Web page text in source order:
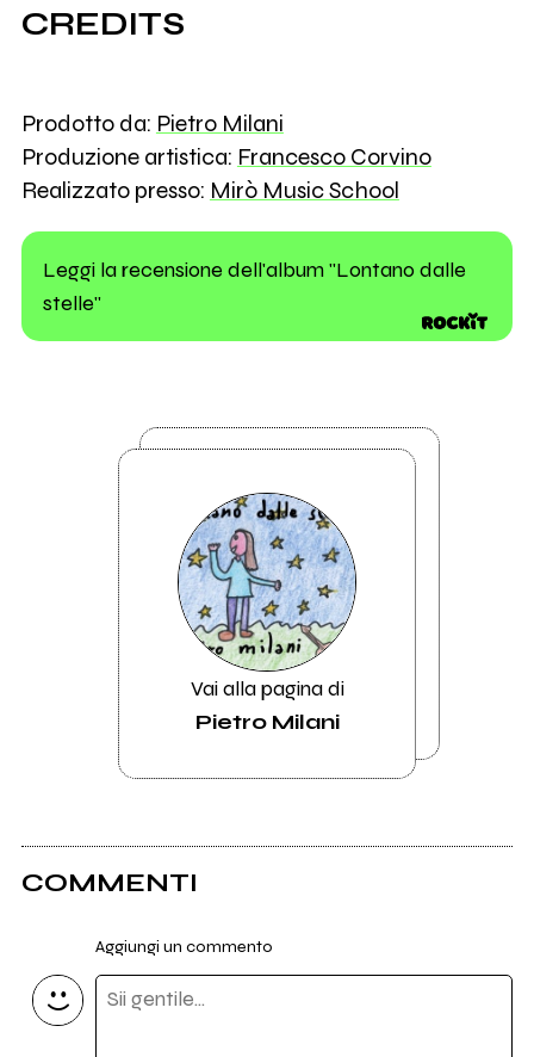
CREDITS
Prodotto da: Pietro Milani
Produzione artistica: Francesco Corvino
Realizzato presso: Mirò Music School
Leggi la recensione dell'album "Lontano dalle
stelle"
Vai alla pagina di
Pietro Milani
COMMENTI
Aggiungi un commento